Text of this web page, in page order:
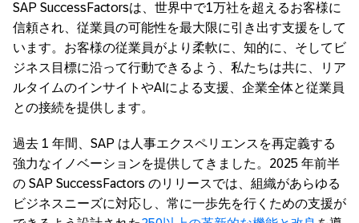
SAP SuccessFactorsは、世界中で1万社を超えるお客様に
信頼され、従業員の可能性を最大限に引き出す支援をして
います。お客様の従業員がより柔軟に、知的に、そしてビ
ジネス目標に沿って行動できるよう、私たちは共に、リア
ルタイムのインサイトやAIによる支援、企業全体と従業員
との接続を提供します。
過去 1 年間、SAP は人事エクスペリエンスを再定義する
強力なイノベーションを提供してきました。2025 年前半
の SAP SuccessFactors のリリースでは、組織があらゆる
ビジネスニーズに対応し、常に一歩先を行くための支援が